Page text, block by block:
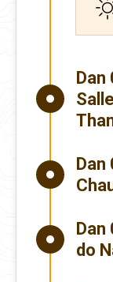
Dan
Dan
Dan
do